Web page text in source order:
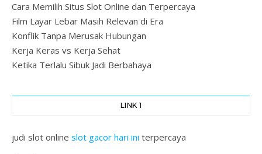
Cara Memilih Situs Slot Online dan Terpercaya
Film Layar Lebar Masih Relevan di Era
Konflik Tanpa Merusak Hubungan
Kerja Keras vs Kerja Sehat
Ketika Terlalu Sibuk Jadi Berbahaya
LINK 1
judi slot online slot gacor hari ini terpercaya